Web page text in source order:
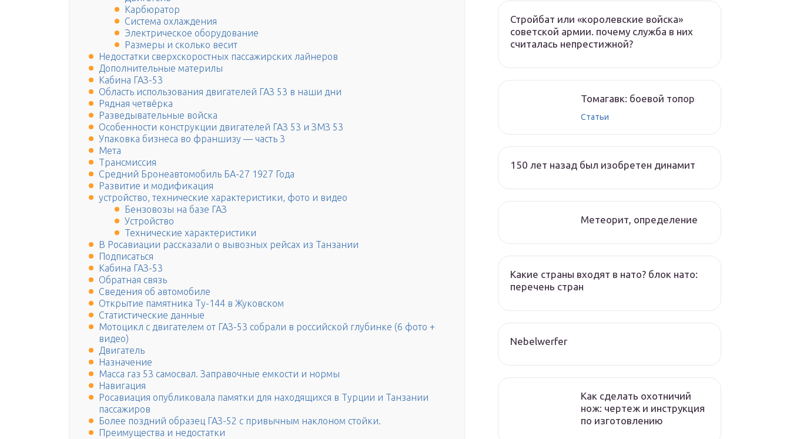
Карбюратор
Система охлаждения
Электрическое оборудование
Размеры и сколько весит
Недостатки сверхскоростных пассажирских лайнеров
Дополнительные материлы
Кабина ГАЗ-53
Область использования двигателей ГАЗ 53 в наши дни
Рядная четвёрка
Разведывательные войска
Особенности конструкции двигателей ГАЗ 53 и ЗМЗ 53
Упаковка бизнеса во франшизу — часть 3
Мета
Трансмиссия
Средний Бронеавтомобиль БА-27 1927 Года
Развитие и модификация
устройство, технические характеристики, фото и видео
Бензовозы на базе ГАЗ
Устройство
Технические характеристики
В Росавиации рассказали о вывозных рейсах из Танзании
Подписаться
Кабина ГАЗ-53
Обратная связь
Сведения об автомобиле
Открытие памятника Ту-144 в Жуковском
Статистические данные
Мотоцикл с двигателем от ГАЗ-53 собрали в российской глубинке (6 фото +
видео)
Двигатель
Назначение
Масса газ 53 самосвал. Заправочные емкости и нормы
Навигация
Росавиация опубликовала памятки для находящихся в Турции и Танзании
пассажиров
Более поздний образец ГАЗ-52 с привычным наклоном стойки.
Преимущества и недостатки
Стройбат или «королевские войска»
советской армии. почему служба в них
считалась непрестижной?
Томагавк: боевой топор
Статьи
150 лет назад был изобретен динамит
Метеорит, определение
Какие страны входят в нато? блок нато:
перечень стран
Nebelwerfer
Как сделать охотничий
нож: чертеж и инструкция
по изготовлению